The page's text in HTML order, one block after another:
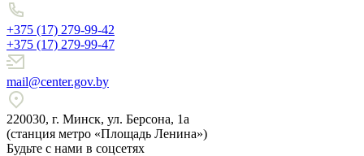
+375 (17) 279-99-42
+375 (17) 279-99-47
mail@center.gov.by
220030, г. Минск, ул. Берсона, 1а
(станция метро «Площадь Ленина»)
Будьте с нами в соцсетях